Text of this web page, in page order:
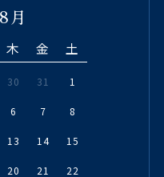
月
木 金 土
30 31 1
6 7 8
13 14 15
20 21 22